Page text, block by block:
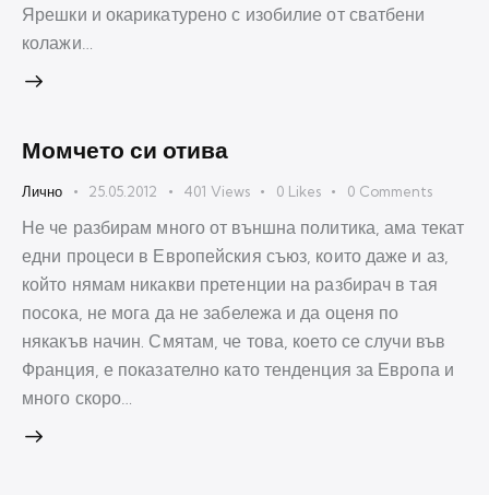
Ярешки и окарикатурено с изобилие от сватбени
колажи…
Момчето си отива
Лично 25.05.2012 401 Views 0 Likes 0 Comments
Не че разбирам много от външна политика, ама текат
едни процеси в Европейския съюз, които даже и аз,
който нямам никакви претенции на разбирач в тая
посока, не мога да не забележа и да оценя по
някакъв начин. Смятам, че това, което се случи във
Франция, е показателно като тенденция за Европа и
много скоро…